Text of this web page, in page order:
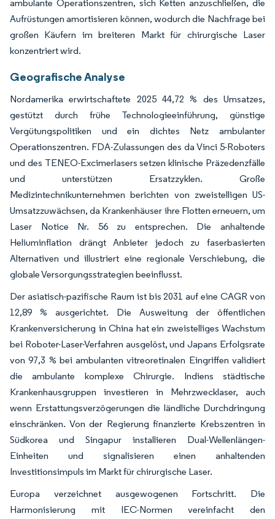
ambulante Operationszentren, sich Ketten anzuschließen, die
Aufrüstungen amortisieren können, wodurch die Nachfrage bei
großen Käufern im breiteren Markt für chirurgische Laser
konzentriert wird.
Geografische Analyse
Nordamerika erwirtschaftete 2025 44,72 % des Umsatzes,
gestützt durch frühe Technologieeinführung, günstige
Vergütungspolitiken und ein dichtes Netz ambulanter
Operationszentren. FDA-Zulassungen des da Vinci 5-Roboters
und des TENEO-Excimerlasers setzen klinische Präzedenzfälle
und unterstützen Ersatzzyklen. Große
Medizintechnikunternehmen berichten von zweistelligen US-
Umsatzzuwächsen, da Krankenhäuser ihre Flotten erneuern, um
Laser Notice Nr. 56 zu entsprechen. Die anhaltende
Heliuminflation drängt Anbieter jedoch zu faserbasierten
Alternativen und illustriert eine regionale Verschiebung, die
globale Versorgungsstrategien beeinflusst.
Der asiatisch-pazifische Raum ist bis 2031 auf eine CAGR von
12,89 % ausgerichtet. Die Ausweitung der öffentlichen
Krankenversicherung in China hat ein zweistelliges Wachstum
bei Roboter-Laser-Verfahren ausgelöst, und Japans Erfolgsrate
von 97,3 % bei ambulanten vitreoretinalen Eingriffen validiert
die ambulante komplexe Chirurgie. Indiens städtische
Krankenhausgruppen investieren in Mehrzwecklaser, auch
wenn Erstattungsverzögerungen die ländliche Durchdringung
einschränken. Von der Regierung finanzierte Krebszentren in
Südkorea und Singapur installieren Dual-Wellenlängen-
Einheiten und signalisieren einen anhaltenden
Investitionsimpuls im Markt für chirurgische Laser.
Europa verzeichnet ausgewogenen Fortschritt. Die
Harmonisierung mit IEC-Normen vereinfacht den